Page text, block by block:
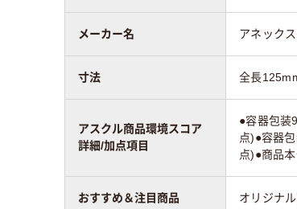
メーカー名 アネック
寸法 全長
アスクル商品環境スコア
詳細/加点項目
●容器包装
点)●容器
点)●商品
おすすめ＆注目商品 オリジナ